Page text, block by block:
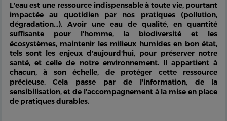
L'eau est une ressource indispensable à toute vie, pourtant
impactée au quotidien par nos pratiques (pollution,
dégradation...). Avoir une eau de qualité, en quantité
suffisante pour l'homme, la biodiversité et les
écosystèmes, maintenir les milieux humides en bon état,
tels sont les enjeux d'aujourd'hui, pour préserver notre
santé, et celle de notre environnement. Il appartient à
chacun, à son échelle, de protéger cette ressource
précieuse. Cela passe par de l'information, de la
sensibilisation, et de l'accompagnement à la mise en place
de pratiques durables.